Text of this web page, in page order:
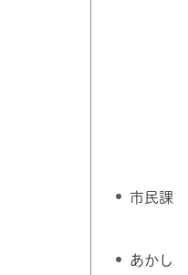
市民課
あかし